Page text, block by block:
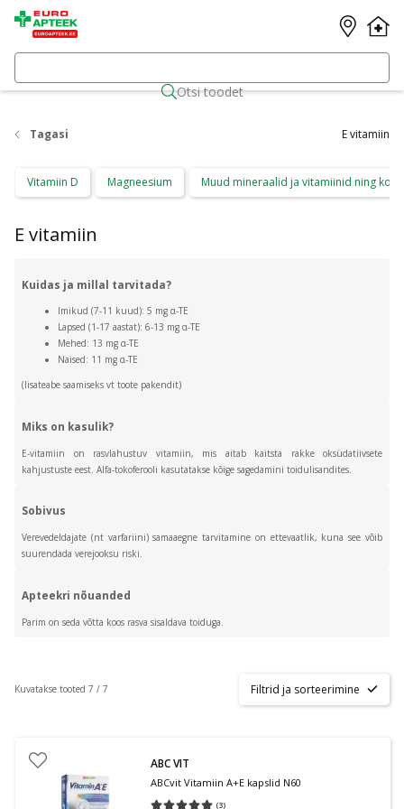
Otsi toodet
Tagasi E vitamiin
Vitamiin D Magneesium Muud mineraalid ja vitamiinid ning
E vitamiin
Kuidas ja millal tarvitada?
Imikud (7-11 kuud): 5 mg α-TE
Lapsed (1-17 aastat): 6-13 mg α-TE
Mehed: 13 mg α-TE
Naised: 11 mg α-TE
(lisateabe saamiseks vt toote pakendit)
Miks on kasulik?
E-vitamiin on rasvlahustuv vitamiin, mis aitab kaitsta rakke oksüdatiivsete
kahjustuste eest. Alfa-tokoferooli kasutatakse kõige sagedamini toidulisandites.
Sobivus
Verevedeldajate (nt varfariini) samaaegne tarvitamine on ettevaatlik, kuna see võib
suurendada verejooksu riski.
Apteekri nõuanded
Parim on seda võtta koos rasva sisaldava toiduga.
Kuvatakse tooted 7 / 7 Filtrid ja sorteerimine
ABC VIT
ABCvit Vitamiin A+E kapslid N60
(3)